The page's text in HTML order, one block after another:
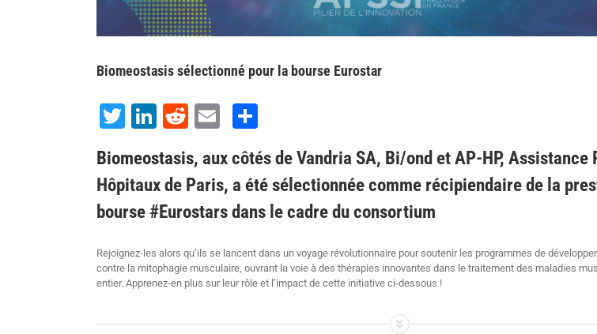
Biomeostasis sélectionné pour la bourse Eurostar
Twitter
LinkedIn
Reddit
Email
Biomeostasis, aux côtés de Vandria SA, Bi/ond et AP-HP, Assistance
Hôpitaux de Paris, a été sélectionnée comme récipiendaire de la
bourse #Eurostars dans le cadre du consortium
Rejoignez-les alors qu’ils se lancent dans un voyage révolutionnaire pour soutenir les programmes de
contre la mitophagie musculaire, ouvrant la voie à des thérapies innovantes dans le traitement des maladies
entier. Apprenez-en plus sur leur rôle et l’impact de cette initiative ci-dessous !